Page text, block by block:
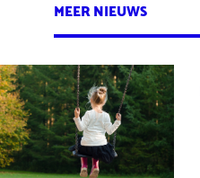
MEER NIEUWS